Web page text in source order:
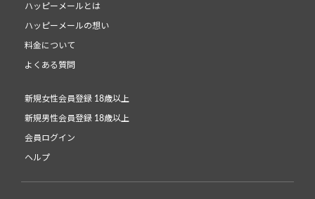
ハッピーメールとは
ハッピーメールの想い
料金について
よくある質問
新規女性会員登録 18歳以上
新規男性会員登録 18歳以上
会員ログイン
ヘルプ